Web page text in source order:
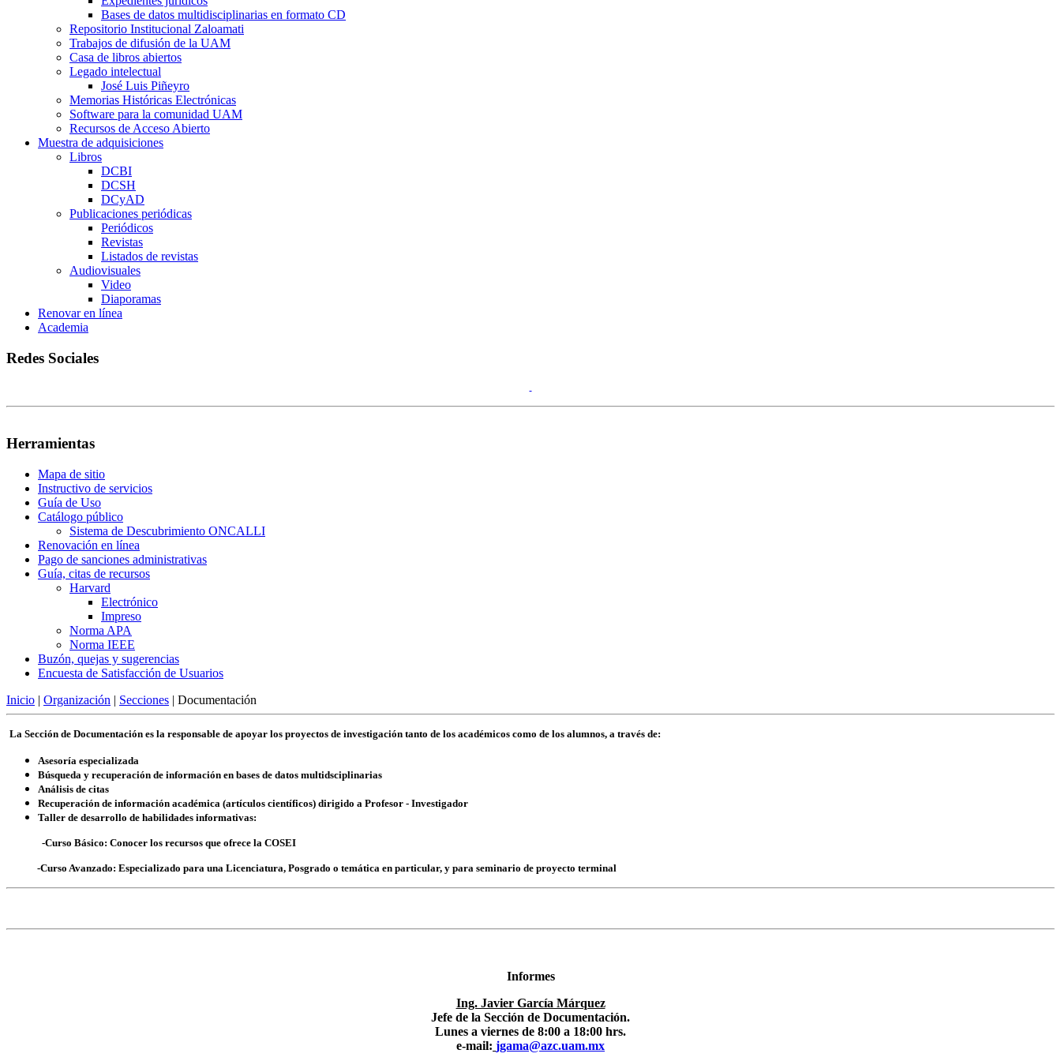
Bases de datos multidisciplinarias en formato CD
Repositorio Institucional Zaloamati
Trabajos de difusión de la UAM
Casa de libros abiertos
Legado intelectual
José Luis Piñeyro
Memorias Históricas Electrónicas
Software para la comunidad UAM
Recursos de Acceso Abierto
Muestra de adquisiciones
Libros
DCBI
DCSH
DCyAD
Publicaciones periódicas
Periódicos
Revistas
Listados de revistas
Audiovisuales
Video
Diaporamas
Renovar en línea
Academia
Redes Sociales
Herramientas
Mapa de sitio
Instructivo de servicios
Guía de Uso
Catálogo público
Sistema de Descubrimiento ONCALLI
Renovación en línea
Pago de sanciones administrativas
Guía, citas de recursos
Harvard
Electrónico
Impreso
Norma APA
Norma IEEE
Buzón, quejas y sugerencias
Encuesta de Satisfacción de Usuarios
Inicio | Organización | Secciones | Documentación
La Sección de Documentación es la responsable de apoyar los proyectos de investigación tanto de los académicos como de los alumnos, a través de:
Asesoría especializada
Búsqueda y recuperación de información en bases de datos multidsciplinarias
Análisis de citas
Recuperación de información académica (artículos científicos) dirigido a Profesor - Investigador
Taller de desarrollo de habilidades informativas:
-Curso Básico: Conocer los recursos que ofrece la COSEI
-Curso Avanzado: Especializado para una Licenciatura, Posgrado o temática en particular, y para seminario de proyecto terminal
Informes
Ing. Javier García Márquez
Jefe de la Sección de Documentación.
Lunes a viernes de 8:00 a 18:00 hrs.
e-mail: jgama@azc.uam.mx